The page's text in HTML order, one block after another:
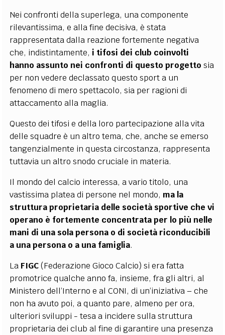
Nei confronti della superlega, una componente
rilevantissima, e alla fine decisiva, è stata
rappresentata dalla reazione fortemente negativa
che, indistintamente, i tifosi dei club coinvolti
hanno assunto nei confronti di questo progetto sia
per non vedere declassato questo sport a un
fenomeno di mero spettacolo, sia per ragioni di
attaccamento alla maglia.
Questo dei tifosi e della loro partecipazione alla vita
delle squadre è un altro tema, che, anche se emerso
tangenzialmente in questa circostanza, rappresenta
tuttavia un altro snodo cruciale in materia.
Il mondo del calcio interessa, a vario titolo, una
vastissima platea di persone nel mondo, ma la
struttura proprietaria delle società sportive che vi
operano è fortemente concentrata per lo più nelle
mani di una sola persona o di società riconducibili
a una persona o a una famiglia.
La FIGC(Federazione Gioco Calcio) si era fatta
promotrice qualche anno fa, insieme, fra gli altri, al
Ministero dell’Interno e al CONI, di un’iniziativa – che
non ha avuto poi, a quanto pare, almeno per ora,
ulteriori sviluppi - tesa a incidere sulla struttura
proprietaria dei club al fine di garantire una presenza